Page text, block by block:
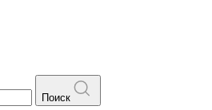
Поиск